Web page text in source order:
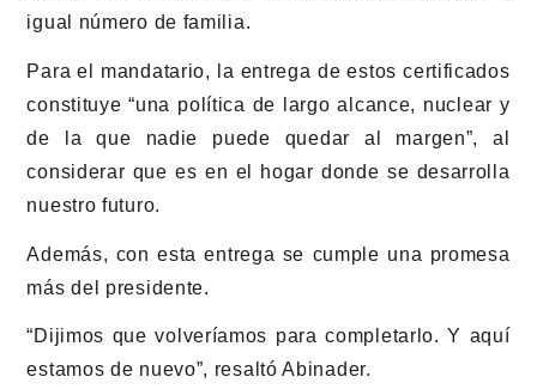
igual número de familia.
Para el mandatario, la entrega de estos certificados
constituye “una política de largo alcance, nuclear y
de la que nadie puede quedar al margen”, al
considerar que es en el hogar donde se desarrolla
nuestro futuro.
Además, con esta entrega se cumple una promesa
más del presidente.
“Dijimos que volveríamos para completarlo. Y aquí
estamos de nuevo”, resaltó Abinader.